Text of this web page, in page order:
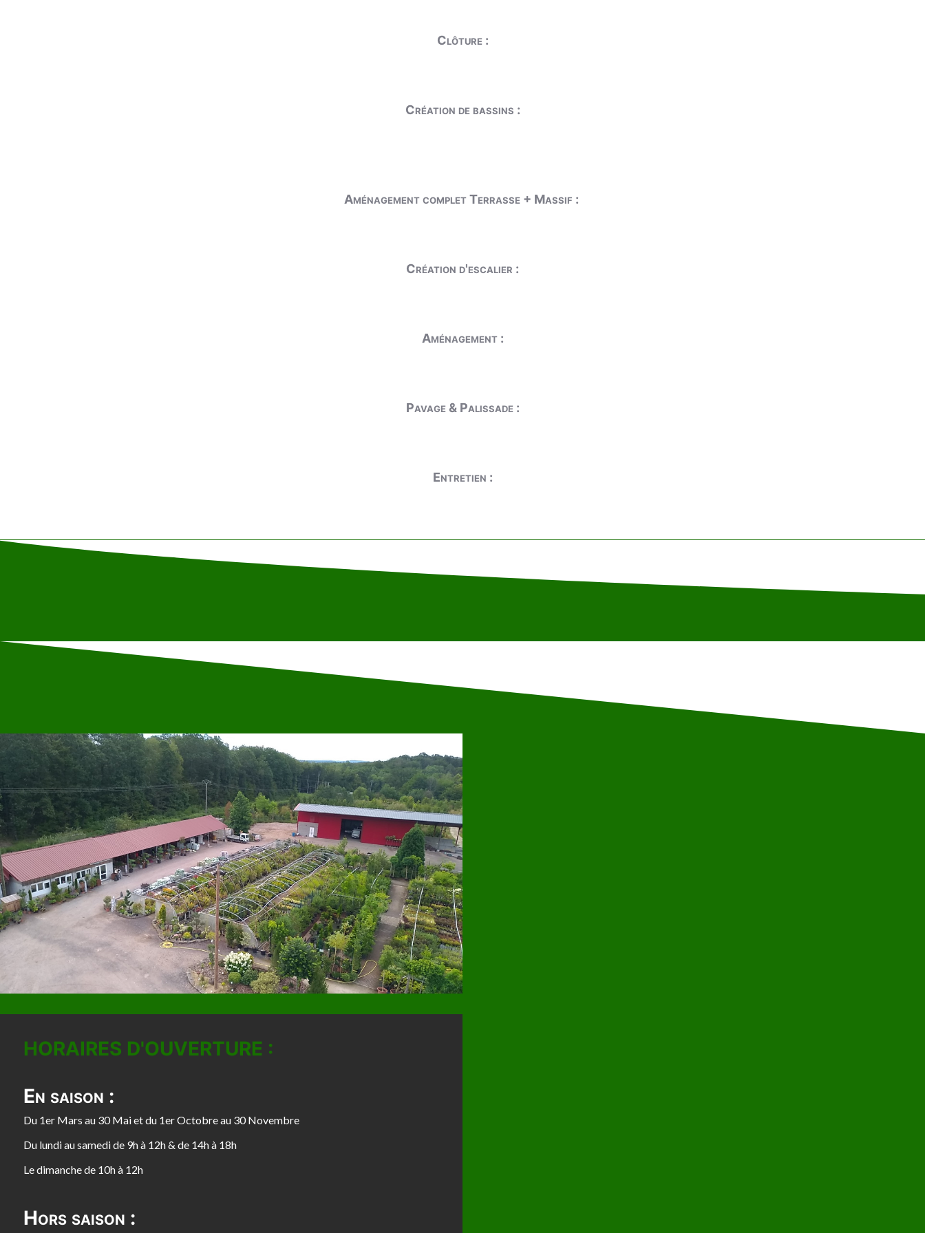
Clôture :
Création de bassins :
Aménagement complet Terrasse + Massif :
Création d'escalier :
Aménagement :
Pavage & Palissade :
Entretien :
HORAIRES D'OUVERTURE :
En saison :
Du 1er Mars au 30 Mai et du 1er Octobre au 30 Novembre
Du lundi au samedi de 9h à 12h & de 14h à 18h
Le dimanche de 10h à 12h
Hors saison :